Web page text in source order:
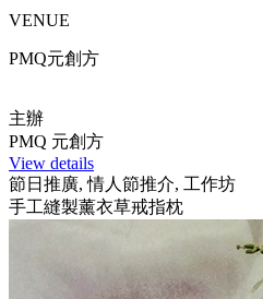
VENUE
PMQ元創方
主辦
PMQ 元創方
View details
節日推廣, 情人節推介, 工作坊
手工縫製薰衣草戒指枕